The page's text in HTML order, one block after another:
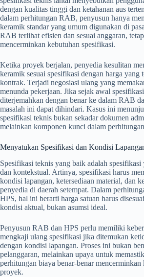
dengan kualitas tinggi dan ketahanan aus
dalam perhitungan RAB, penyusun hanya
keramik standar yang umum digunakan di
RAB terlihat efisien dan sesuai anggaran,
mencerminkan kebutuhan spesifikasi.
Ketika proyek berjalan, penyedia kesulitan
keramik sesuai spesifikasi dengan harga yang
kontrak. Terjadi negosiasi ulang yang
menunda pekerjaan. Jika sejak awal
diterjemahkan dengan benar ke dalam RAB
masalah ini dapat dihindari. Kasus ini
spesifikasi teknis bukan sekadar dokumen
melainkan komponen kunci dalam
Menyatukan Spesifikasi dan Kondisi
Spesifikasi teknis yang baik adalah spesifikasi
dan kontekstual. Artinya, spesifikasi harus
kondisi lapangan, ketersediaan material, dan
penyedia di daerah setempat. Dalam
HPS, hal ini berarti harga satuan harus
kondisi aktual, bukan asumsi ideal.
Penyusun RAB dan HPS perlu memiliki
mengkaji ulang spesifikasi jika ditemukan
dengan kondisi lapangan. Proses ini bukan
pelanggaran, melainkan upaya untuk
perhitungan biaya benar-benar mencerminkan
proyek.